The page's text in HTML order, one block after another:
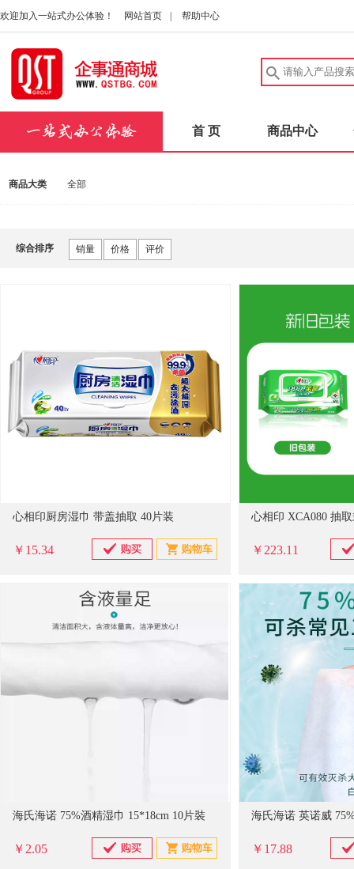
欢迎加入一站式办公体验！ 网站首页 帮助中心
首 页 商品中心
商品大类 全部
综合排序 销量 价格 评价
心相印厨房湿巾 带盖抽取 40片装
￥15.34 ￥223.11
海氏海诺 75%酒精湿巾 15*18cm 10片裝
￥2.05 ￥17.88